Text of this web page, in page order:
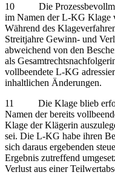
10 Die
im Namen der L-KG Klage
Während des
Streitjahre Gewinn- und
abweichend von den
als
vollbeendete L-KG
inhaltlichen Änderungen.
11 Die Klage blieb
Namen der bereits
Klage der Klägerin
sei. Die L-KG habe ihren
sich daraus ergebenden
Ergebnis zutreffend
Verlust aus einer